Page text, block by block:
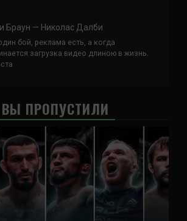
Браун — Николас Далби
бой, реклама есть, а когда
загрузка видео длиною в жизнь.
ПРОПУСТИЛИ